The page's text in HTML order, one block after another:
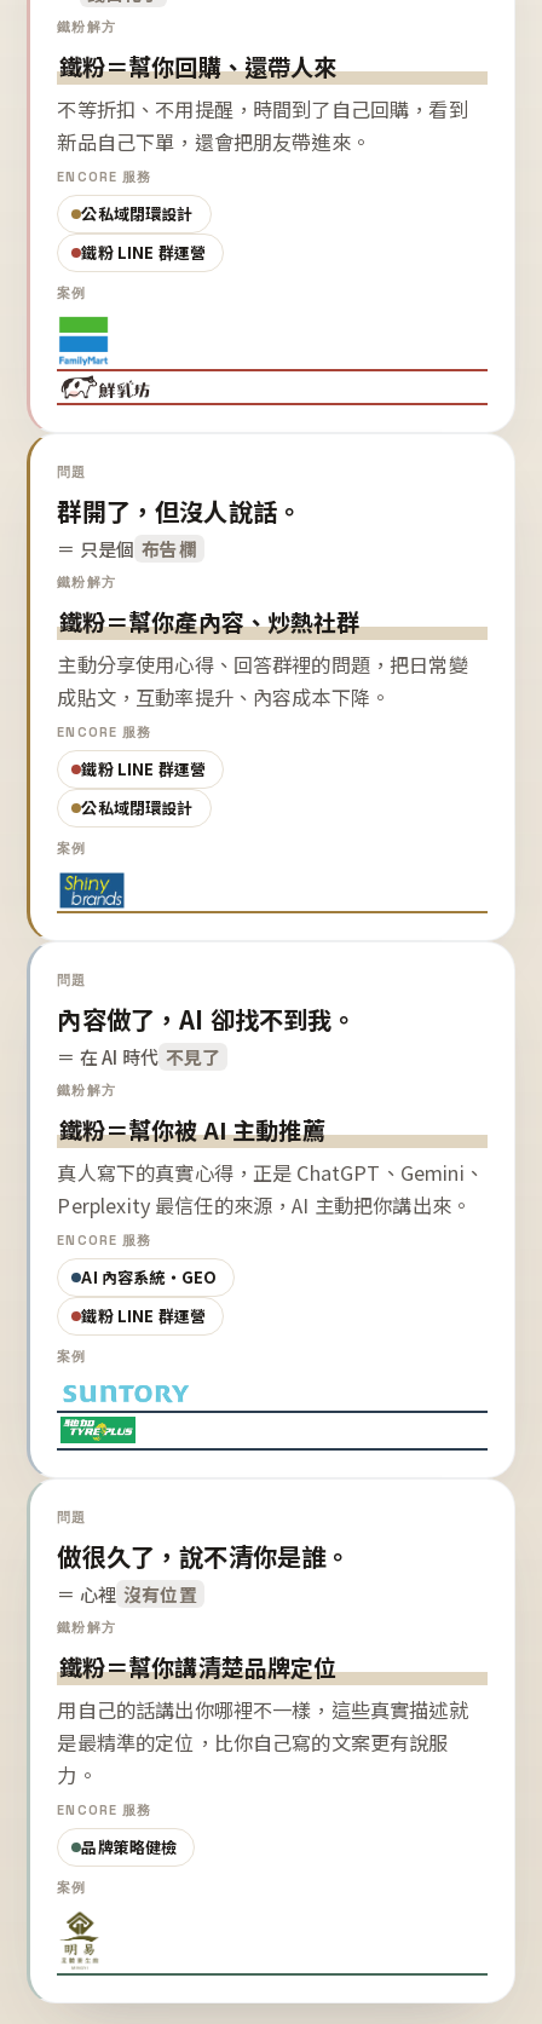
鐵粉解方
鐵粉＝幫你回購、還帶人來
不等折扣、不用提醒，時間到了自己回購，看到
新品自己下單，還會把朋友帶進來。
ENCORE 服務
公私域閉環設計
鐵粉 LINE 群運營
案例
問題
群開了，但沒人說話。
＝ 只是個 布告欄
鐵粉解方
鐵粉＝幫你產內容、炒熱社群
主動分享使用心得、回答群裡的問題，把日常變
成貼文，互動率提升、內容成本下降。
ENCORE 服務
鐵粉 LINE 群運營
公私域閉環設計
案例
問題
內容做了，AI 卻找不到我。
＝ 在 AI 時代 不見了
鐵粉解方
鐵粉＝幫你被 AI 主動推薦
真人寫下的真實心得，正是 ChatGPT、Gemini、
Perplexity 最信任的來源，AI 主動把你講出來。
ENCORE 服務
AI 內容系統・GEO
鐵粉 LINE 群運營
案例
問題
做很久了，說不清你是誰。
＝ 心裡 沒有位置
鐵粉解方
鐵粉＝幫你講清楚品牌定位
用自己的話講出你哪裡不一樣，這些真實描述就
是最精準的定位，比你自己寫的文案更有說服
力。
ENCORE 服務
品牌策略健檢
案例